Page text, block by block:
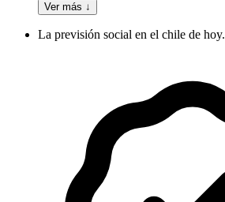
Ver más ↓
La previsión social en el chile de hoy.